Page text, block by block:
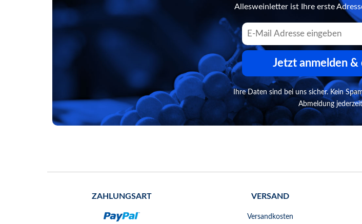
Allesweinletter ist Ihre erste
Jetzt anmelden &
Ihre Daten sind bei uns sicher. Kein
Abmeldung
ZAHLUNGSART VERSAND
Versandkosten